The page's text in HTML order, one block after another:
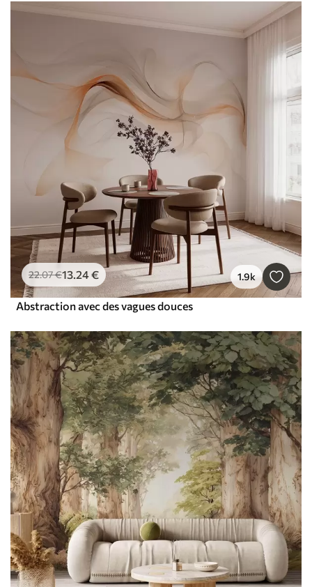
22.07€13.24€ 1.9k
Abstraction avec des vagues douces